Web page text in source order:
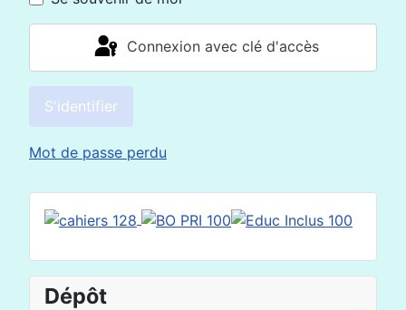
Connexion avec clé d'accès
S'identifier
Mot de passe perdu
Dépôt